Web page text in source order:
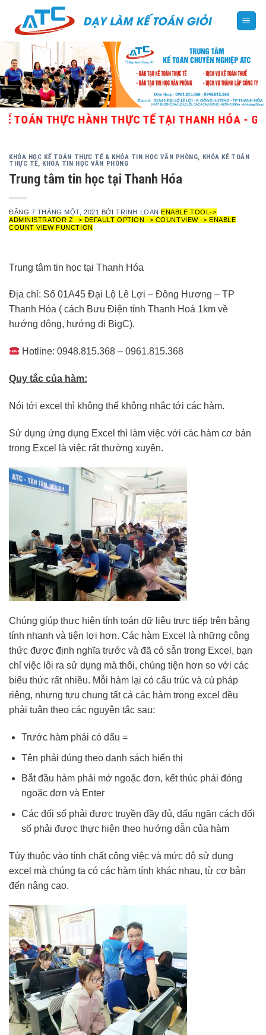
content
THỰC HÀNH THỰC TẾ TẠI THANH HÓA - GIÁO
KHÓA HỌC KẾ TOÁN THỰC TẾ & KHÓA TIN HỌC VĂN PHÒNG, KHÓA KẾ TOÁN
THỰC TẾ, KHÓA TIN HỌC VĂN PHÒNG
Trung tâm tin học tại Thanh Hóa
ĐĂNG 7 THÁNG MỘT, 2021 BỞITRỊNH LOAN ENABLE TOOL->
ADMINISTRATOR Z -> DEFAULT OPTION -> COUNTVIEW -> ENABLE
COUNT VIEW FUNCTION
Trung tâm tin học tại Thanh Hóa
Địa chỉ: Số 01A45 Đại Lộ Lê Lợi – Đông Hương – TP
Thanh Hóa ( cách Bưu Điện tỉnh Thanh Hoá 1km về
hướng đông, hướng đi BigC).
Hotline: 0948.815.368 – 0961.815.368
Quy tắc của hàm:
Nói tới excel thì không thể không nhắc tới các hàm.
Sử dụng ứng dụng Excel thì làm việc với các hàm cơ bản
trong Excel là việc rất thường xuyên.
Chúng giúp thực hiện tính toán dữ liệu trực tiếp trên bảng
tính nhanh và tiện lợi hơn. Các hàm Excel là những công
thức được định nghĩa trước và đã có sẵn trong Excel, bạn
chỉ việc lôi ra sử dụng mà thôi, chúng tiện hơn so với các
biểu thức rất nhiều. Mỗi hàm lại có cấu trúc và cú pháp
riêng, nhưng tựu chung tất cả các hàm trong excel đều
phải tuân theo các nguyên tắc sau:
Trước hàm phải có dấu =
Tên phải đúng theo danh sách hiển thị
Bắt đầu hàm phải mở ngoặc đơn, kết thúc phải đóng
ngoặc đơn và Enter
Các đối số phải được truyền đầy đủ, dấu ngăn cách đối
số phải được thực hiện theo hướng dẫn của hàm
Tùy thuộc vào tính chất công việc và mức độ sử dụng
excel mà chúng ta có các hàm tính khác nhau, từ cơ bản
đến nâng cao.